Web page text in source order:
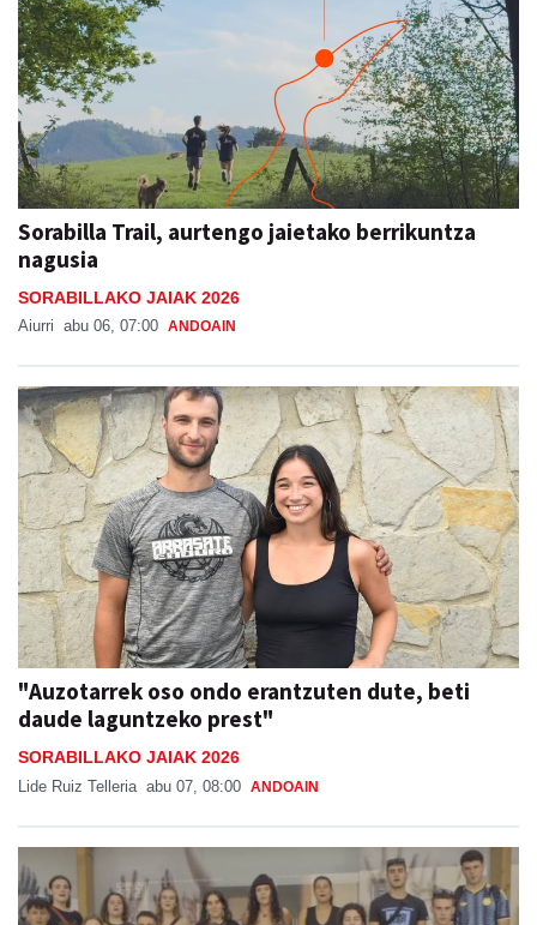
Sorabilla Trail, aurtengo jaietako berrikuntza
nagusia
SORABILLAKO JAIAK 2026
Aiurri abu 06, 07:00 ANDOAIN
"Auzotarrek oso ondo erantzuten dute, beti
daude laguntzeko prest"
SORABILLAKO JAIAK 2026
Lide Ruiz Telleria abu 07, 08:00 ANDOAIN